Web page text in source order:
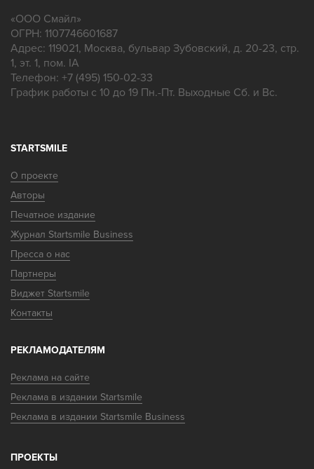
«ООО Смайл»
ОГРН: 1107746601687
Адрес: 119021, Москва, бульвар Зубовский, д. 20-23, стр.
1, эт. 1, пом. IA
Телефон: +7 (495) 150-02-33
График работы с 10 до 19 Пн.-Пт. Выходные Сб. и Вс.
STARTSMILE
О проекте
Авторы
Печатное издание
Журнал Startsmile Business
Пресса о нас
Партнеры
Виджет Startsmile
Контакты
РЕКЛАМОДАТЕЛЯМ
Реклама на сайте
Реклама в издании Startsmile
Реклама в издании Startsmile Business
ПРОЕКТЫ